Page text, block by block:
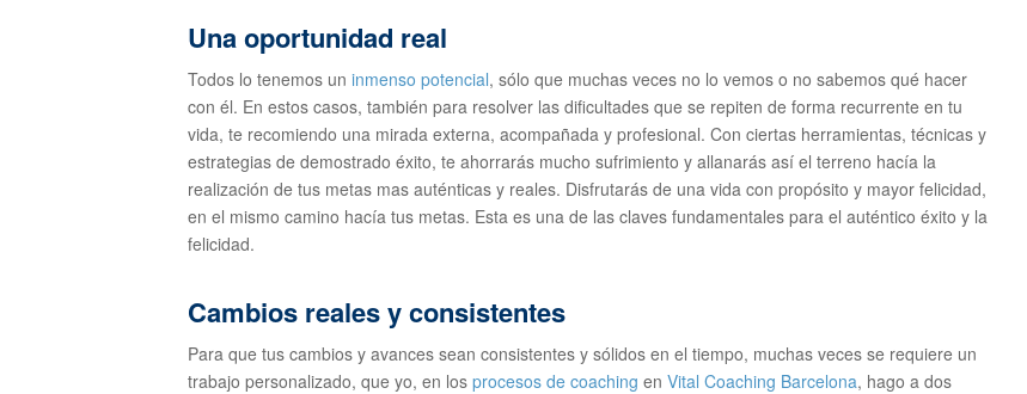
Una oportunidad real
Todos lo tenemos un inmenso potencial, sólo que muchas veces no lo vemos o no sabemos qué hacer
con él. En estos casos, también para resolver las dificultades que se repiten de forma recurrente en tu
vida, te recomiendo una mirada externa, acompañada y profesional. Con ciertas herramientas, técnicas y
estrategias de demostrado éxito, te ahorrarás mucho sufrimiento y allanarás así el terreno hacía la
realización de tus metas mas auténticas y reales. Disfrutarás de una vida con propósito y mayor felicidad,
en el mismo camino hacía tus metas. Esta es una de las claves fundamentales para el auténtico éxito y la
felicidad.
Cambios reales y consistentes
Para que tus cambios y avances sean consistentes y sólidos en el tiempo, muchas veces se requiere un
trabajo personalizado, que yo, en los procesos de coaching en Vital Coaching Barcelona, hago a dos